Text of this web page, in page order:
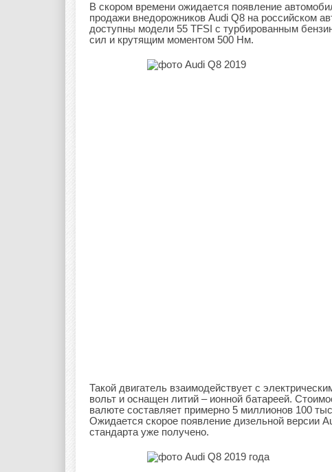
В скором времени ожидается появление
продажи внедорожников Audi Q8 на российском
доступны модели 55 TFSI с турбированным
сил и крутящим моментом 500 Нм.
Такой двигатель взаимодействует с
вольт и оснащен литий – ионной батареей.
валюте составляет примерно 5 миллионов 100
Ожидается скорое появление дизельной версии
стандарта уже получено.